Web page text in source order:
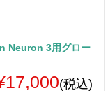
Neuron 3用グロー
(税込)